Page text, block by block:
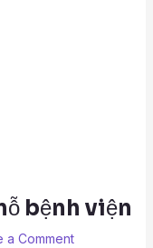
bệnh viện
a Comment